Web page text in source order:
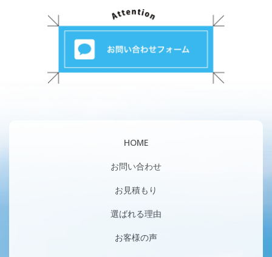
HOME
お問い合わせ
お見積もり
選ばれる理由
お客様の声